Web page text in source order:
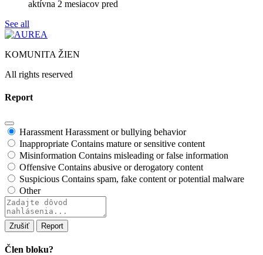
aktívna 2 mesiacov pred
See all
KOMUNITA ŽIEN
All rights reserved
Report
Harassment Harassment or bullying behavior
Inappropriate Contains mature or sensitive content
Misinformation Contains misleading or false information
Offensive Contains abusive or derogatory content
Suspicious Contains spam, fake content or potential malware
Other
Report
note
Report
Člen bloku?